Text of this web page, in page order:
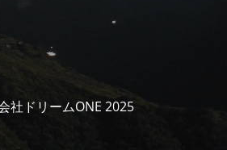
社ドリームONE 2025